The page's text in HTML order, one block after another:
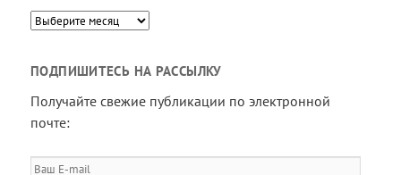
Архив
ПОДПИШИТЕСЬ НА РАССЫЛКУ
Получайте свежие публикации по электронной
почте:
Ваш